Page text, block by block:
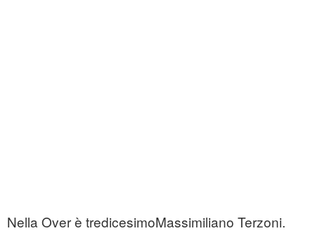
Nella Over è tredicesimoMassimiliano Terzoni.